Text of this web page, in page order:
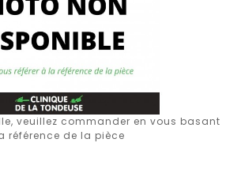
veuillez commander en vous basant
référence de la pièce